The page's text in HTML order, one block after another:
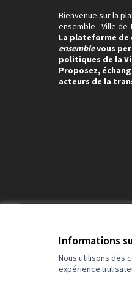
Informations
Nous utilisons des
expérience
Bienvenue sur la
ensemble - Ville de
La plateforme
ensemblevous
politiques de la
Proposez,
acteurs de la